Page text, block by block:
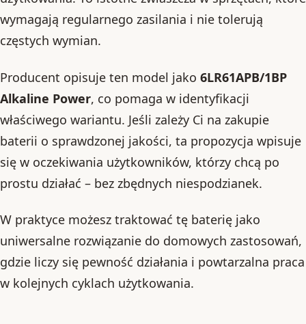
wymagają regularnego zasilania i nie tolerują
częstych wymian.
Producent opisuje ten model jako 6LR61APB/1BP
Alkaline Power, co pomaga w identyfikacji
właściwego wariantu. Jeśli zależy Ci na zakupie
baterii o sprawdzonej jakości, ta propozycja wpisuje
się w oczekiwania użytkowników, którzy chcą po
prostu działać – bez zbędnych niespodzianek.
W praktyce możesz traktować tę baterię jako
uniwersalne rozwiązanie do domowych zastosowań,
gdzie liczy się pewność działania i powtarzalna praca
w kolejnych cyklach użytkowania.